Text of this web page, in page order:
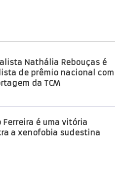
Nathália Rebouças é
de prêmio nacional com
da TCM
Ferreira é uma vitória
a xenofobia sudestina